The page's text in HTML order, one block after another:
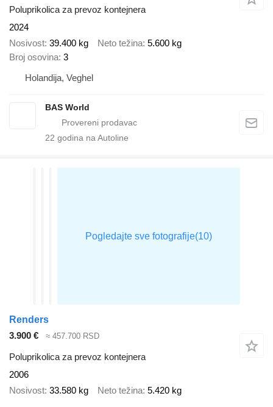
Poluprikolica za prevoz kontejnera
2024
Nosivost 39.400 kg Neto težina 5.600 kg
Broj osovina 3
Holandija, Veghel
BAS World
22 godina na Autoline
Renders
3.900 €
≈ 457.700 RSD
Poluprikolica za prevoz kontejnera
2006
Nosivost 33.580 kg Neto težina 5.420 kg